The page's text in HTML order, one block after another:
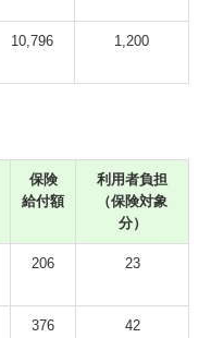
10,796 1,200
保険
給付額
利用者負担
（保険対象
分）
206 23
376 42